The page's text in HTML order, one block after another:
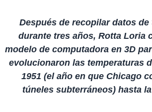
Después de recopilar datos de
durante tres años, Rotta Loria
modelo de computadora en 3D
evolucionaron las temperaturas
1951 (el año en que Chicago
túneles subterráneos) hasta